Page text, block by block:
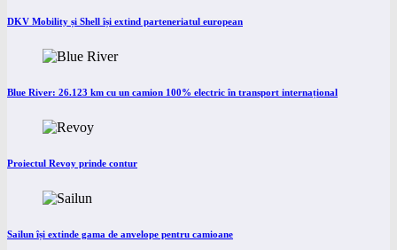
DKV Mobility și Shell își extind parteneriatul european
Blue River: 26.123 km cu un camion 100% electric în transport internațional
Proiectul Revoy prinde contur
Sailun își extinde gama de anvelope pentru camioane